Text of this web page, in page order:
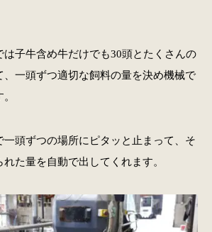
は子牛含め牛だけでも30頭とたくさんの
、一頭ずつ適切な飼料の量を決め機械で
頭ずつの場所にピタッと止まって、そ
た量を自動で出してくれます。